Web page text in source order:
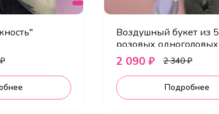
Воздушный букет из 5
розовых одноголовых
хризантем
2 090 ₽ 2 340 ₽
Подробнее